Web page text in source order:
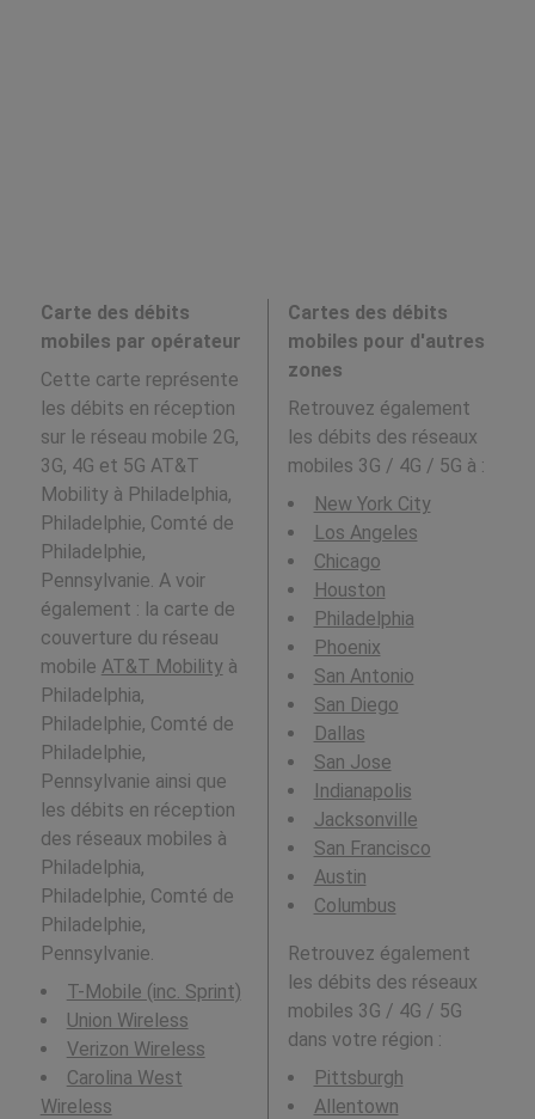
Carte des débits
mobiles par opérateur
Cette carte représente
les débits en réception
sur le réseau mobile 2G,
3G, 4G et 5G AT&T
Mobility à Philadelphia,
Philadelphie, Comté de
Philadelphie,
Pennsylvanie. A voir
également : la carte de
couverture du réseau
mobile AT&T Mobilityà
Philadelphia,
Philadelphie, Comté de
Philadelphie,
Pennsylvanie ainsi que
les débits en réception
des réseaux mobiles à
Philadelphia,
Philadelphie, Comté de
Philadelphie,
Pennsylvanie.
T-Mobile (inc. Sprint)
Union Wireless
Verizon Wireless
Carolina West
Wireless
Cartes des débits
mobiles pour d'autres
zones
Retrouvez également
les débits des réseaux
mobiles 3G / 4G / 5G à :
New York City
Los Angeles
Chicago
Houston
Philadelphia
Phoenix
San Antonio
San Diego
Dallas
San Jose
Indianapolis
Jacksonville
San Francisco
Austin
Columbus
Retrouvez également
les débits des réseaux
mobiles 3G / 4G / 5G
dans votre région :
Pittsburgh
Allentown